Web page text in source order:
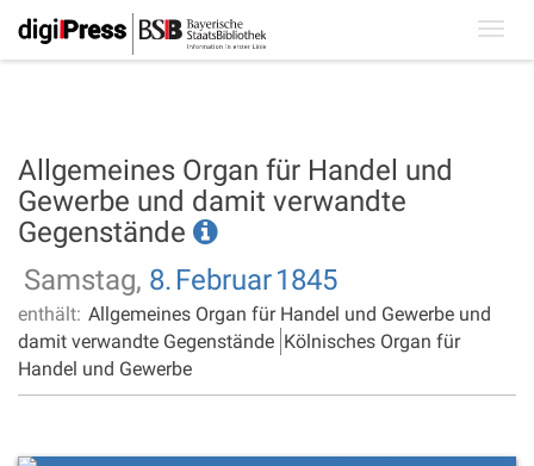
Allgemeines Organ für Handel und
Gewerbe und damit verwandte
Gegenstände
Samstag, 8. Februar1845
enthält: Allgemeines Organ für Handel und Gewerbe und
damit verwandte Gegenstände Kölnisches Organ für
Handel und Gewerbe